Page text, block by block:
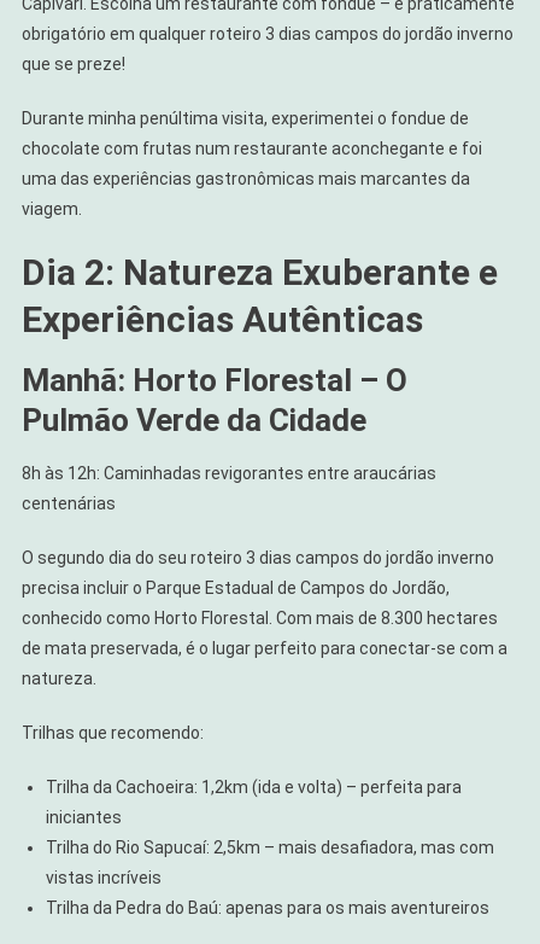
obrigatório em qualquer roteiro 3 dias campos do jordão inverno
que se preze!
Durante minha penúltima visita, experimentei o fondue de
chocolate com frutas num restaurante aconchegante e foi
uma das experiências gastronômicas mais marcantes da
viagem.
Dia 2: Natureza Exuberante e
Experiências Autênticas
Manhã: Horto Florestal – O
Pulmão Verde da Cidade
8h às 12h: Caminhadas revigorantes entre araucárias
centenárias
O segundo dia do seu roteiro 3 dias campos do jordão inverno
precisa incluir o Parque Estadual de Campos do Jordão,
conhecido como Horto Florestal. Com mais de 8.300 hectares
de mata preservada, é o lugar perfeito para conectar-se com a
natureza.
Trilhas que recomendo:
Trilha da Cachoeira: 1,2km (ida e volta) – perfeita para
iniciantes
Trilha do Rio Sapucaí: 2,5km – mais desafiadora, mas com
vistas incríveis
Trilha da Pedra do Baú: apenas para os mais aventureiros